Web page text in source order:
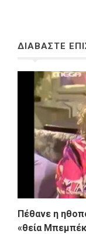
ΔΙΑΒΑΣΤΕ
Πέθανε η
«θεία